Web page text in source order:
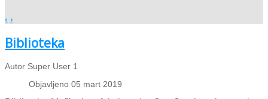
‹ ›
Biblioteka
Autor Super User 1
Objavljeno 05 mart 2019